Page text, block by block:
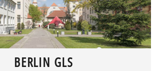
BERLIN GLS